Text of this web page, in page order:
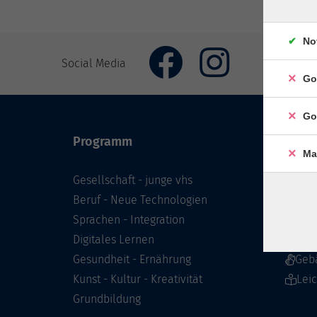
Social Media
Programm
Gesellschaft - junge vhs
Beruf - Neue Technologien
Sprachen - Integration
Digitales Lernen
Gesundheit - Ernährung
Kunst - Kultur - Kreativität
Grundbildung